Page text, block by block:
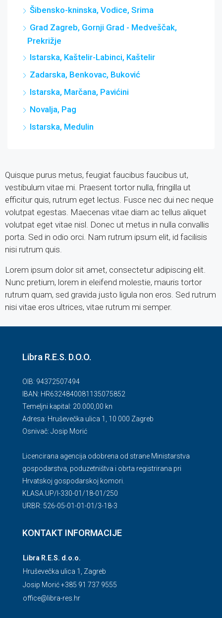
Šibensko-kninska, Vodice, Srima
Grad Zagreb, Gornji Grad - Medveščak,
Prekrižje
Istarska, Kaštelir-Labinci, Kaštelir
Zadarska, Benkovac, Buković
Istarska, Marčana, Pavićini
Novalja, Pag
Istarska, Medulin
Quisque purus metus, feugiat faucibus faucibus ut,
vestibulum vitae mi. Praesent tortor nulla, fringilla ut
efficitur quis, rutrum eget lectus. Fusce nec dui nec neque
volutpat egestas. Maecenas vitae diam ac tellus aliquet
volutpat eget vitae nisl. Donec ut metus in nulla convallis
porta. Sed in odio orci. Nam rutrum ipsum elit, id facilisis
nisi rutrum quis.
Lorem ipsum dolor sit amet, consectetur adipiscing elit.
Nunc pretium, lorem in eleifend molestie, mauris tortor
rutrum quam, sed gravida justo ligula non eros. Sed rutrum
nisi vitae eros ultrices, vitae rutrum mi semper.
Libra R.E.S. D.O.O.
OIB: 94372507494
IBAN: HR6324840081135075852
Temeljni kapital: 20.000,00 kn
Adresa: Hruševečka ulica 1, 10 000 Zagreb
Osnivač: Josip Morić
Licencirana agencija odobrena od strane Ministarstva
gospodarstva, poduzetništva i obrta registrirana pri
Hrvatskoj gospodarskoj komori.
KLASA.UP/l-330-01/18-01/250
URBR: 526-05-01-01-01/3-18-3
KONTAKT INFORMACIJE
Libra R.E.S. d.o.o.
Hruševečka ulica 1, Zagreb
Josip Morić +385 91 737 9555
office@libra-res.hr